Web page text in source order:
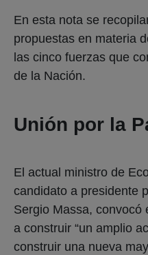
En esta nota se
propuestas en materia
las cinco fuerzas que
de la Nación.
Unión por la
El actual ministro de
candidato a presidente
Sergio Massa, convocó
a construir “un amplio
construir una nueva